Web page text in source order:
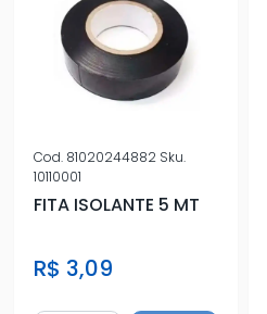
Cod. 81020244882 Sku.
10110001
FITA ISOLANTE 5 MT
R$ 3,09